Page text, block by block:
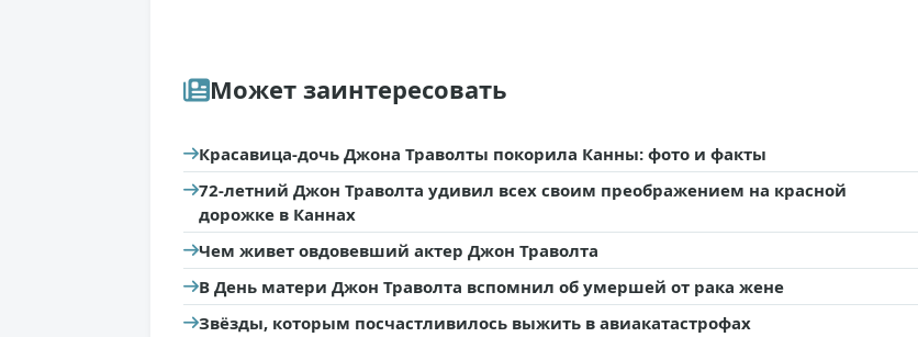
Может заинтересовать
Красавица-дочь Джона Траволты покорила Канны: фото и факты
72-летний Джон Траволта удивил всех своим преображением на красной
дорожке в Каннах
Чем живет овдовевший актер Джон Траволта
В День матери Джон Траволта вспомнил об умершей от рака жене
Звёзды, которым посчастливилось выжить в авиакатастрофах